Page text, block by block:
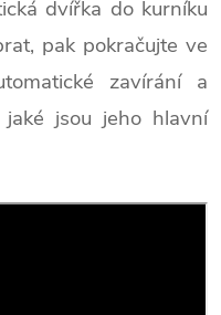
dvířka do kurníku
pak pokračujte ve
zavírání a
jsou jeho hlavní